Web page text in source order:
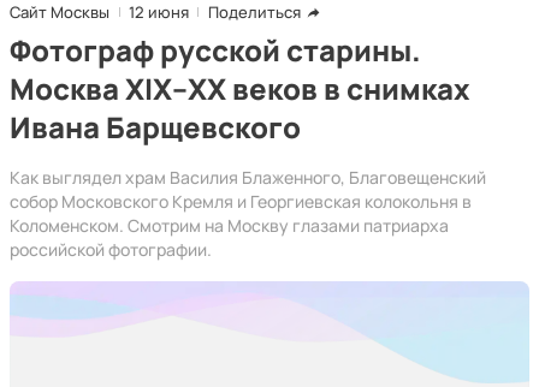
Сайт Москвы 12 июня Поделиться
Фотограф русской старины.
Москва XIX–ХХ веков в снимках
Ивана Барщевского
Как выглядел храм Василия Блаженного, Благовещенский
собор Московского Кремля и Георгиевская колокольня в
Коломенском. Смотрим на Москву глазами патриарха
российской фотографии.